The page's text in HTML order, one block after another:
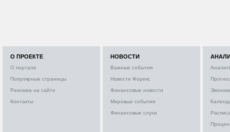
О ПРОЕКТЕ
О портале
Популярные страницы
Реклама на сайте
Контакты
НОВОСТИ
Важные события
Новости Форекс
Финансовые новости
Мировые события
Финансовые слухи